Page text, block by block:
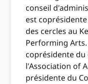
conseil
est
des cercles au
Performing
coprésidente du
l'Association of
présidente du